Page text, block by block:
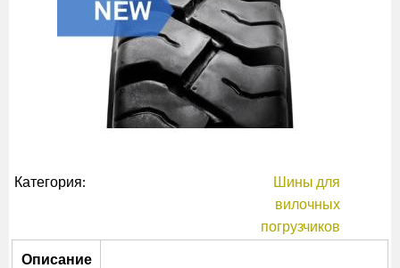
Категория:
Шины для
вилочных
погрузчиков
Описание
Описание